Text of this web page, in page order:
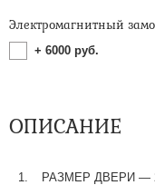
Электромагнитный
+ 6000 руб.
ОПИСАНИЕ
РАЗМЕР ДВЕРИ —